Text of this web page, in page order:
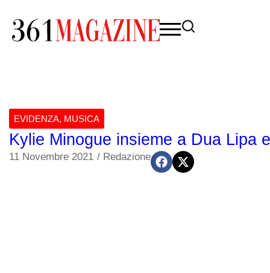
EVIDENZA, MUSICA
Kylie Minogue insieme a Dua Lipa
11 Novembre 2021 / Redazione